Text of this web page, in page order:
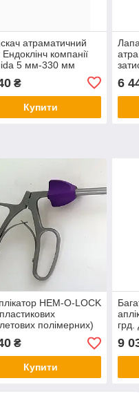
атраматичний
Ендоклінч компанії
5 мм-330 мм
₴
Купити
6
HEM-O-LOCK
полімерних)
(L) великого розміру,
мм
₴
Купити
грд.
9